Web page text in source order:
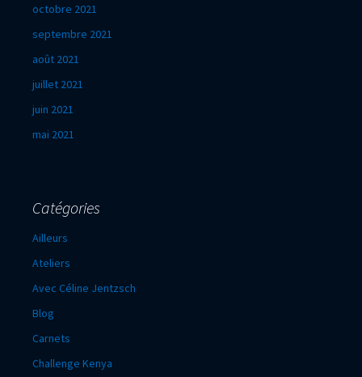
octobre 2021
septembre 2021
août 2021
juillet 2021
juin 2021
mai 2021
Catégories
Ailleurs
Ateliers
Avec Céline Jentzsch
Blog
Carnets
Challenge Kenya